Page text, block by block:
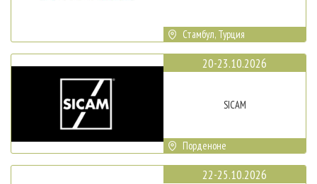
Стамбул, Турция
20-23.10.2026
SICAM
Порденоне
22-25.10.2026